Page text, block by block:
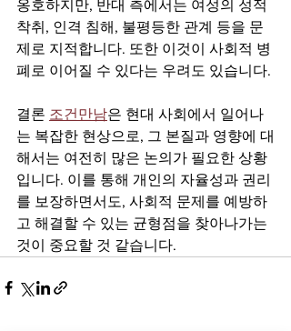
옹호하지만, 반대 측에서는 여성의 성적
착취, 인격 침해, 불평등한 관계 등을 문
제로 지적합니다. 또한 이것이 사회적 병
폐로 이어질 수 있다는 우려도 있습니다.
결론 조건만남은 현대 사회에서 일어나
는 복잡한 현상으로, 그 본질과 영향에 대
해서는 여전히 많은 논의가 필요한 상황
입니다. 이를 통해 개인의 자율성과 권리
를 보장하면서도, 사회적 문제를 예방하
고 해결할 수 있는 균형점을 찾아나가는
것이 중요할 것 같습니다.